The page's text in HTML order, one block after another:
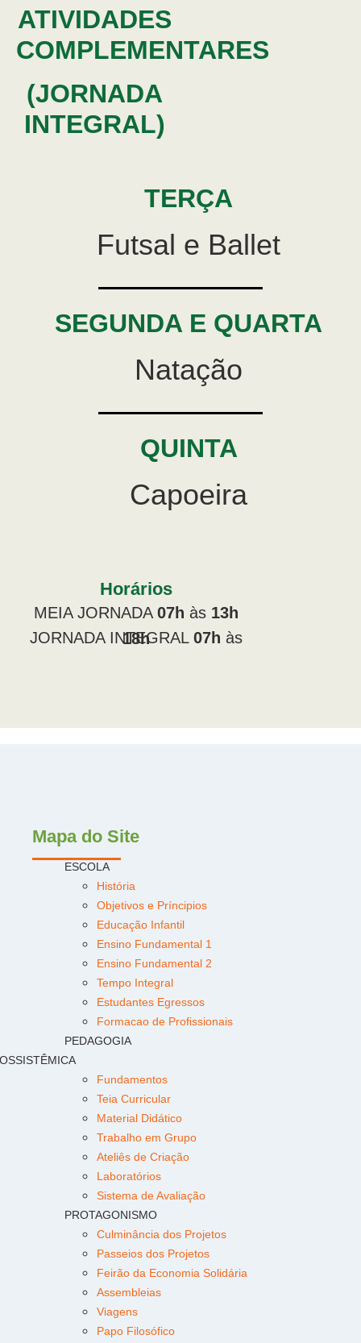
ATIVIDADES
COMPLEMENTARES
(JORNADA
INTEGRAL)
TERÇA
Futsal e Ballet
SEGUNDA E QUARTA
Natação
QUINTA
Capoeira
Horários
MEIA JORNADA07h às 13h
JORNADA INTEGRAL07h às
18h
Mapa do Site
ESCOLA
História
Objetivos e Príncipios
Educação Infantil
Ensino Fundamental 1
Ensino Fundamental 2
Tempo Integral
Estudantes Egressos
Formacao de Profissionais
PEDAGOGIA
Fundamentos
Teia Curricular
Material Didático
Trabalho em Grupo
Ateliês de Criação
Laboratórios
Sistema de Avaliação
PROTAGONISMO
Culminância dos Projetos
Passeios dos Projetos
Feirão da Economia Solidária
Assembleias
Viagens
Papo Filosófico